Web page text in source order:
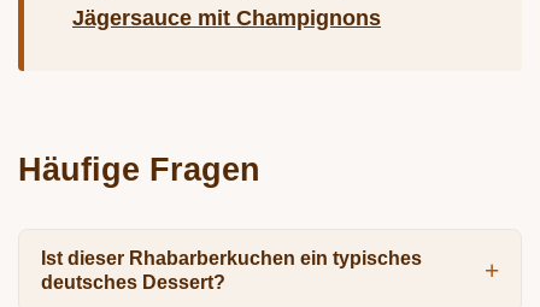
Jägersauce mit Champignons
Häufige Fragen
Ist dieser Rhabarberkuchen ein typisches
deutsches Dessert?